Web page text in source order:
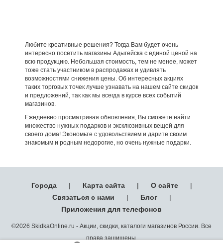
Любите креативные решения? Тогда Вам будет очень
интересно посетить магазины Адыгейска с единой ценой на
всю продукцию. Небольшая стоимость, тем не менее, может
тоже стать участником в распродажах и удивлять
возможностями снижения цены. Об интересных акциях
таких торговых точек лучше узнавать на нашем сайте скидок
и предложений, так как мы всегда в курсе всех событий
магазинов.
Ежедневно просматривая обновления, Вы сможете найти
множество нужных подарков и эксклюзивных вещей для
своего дома! Экономьте с удовольствием и дарите своим
знакомым и родным недорогие, но очень нужные подарки.
Города | Карта сайта | О сайте
|
Связаться с нами
| Блог
|
Приложения для телефонов
©2026 SkidkaOnline.ru - Акции, скидки, каталоги магазинов России. Все
права защищены.